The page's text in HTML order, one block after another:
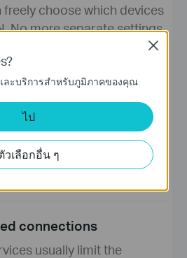
freely choose which devices
No more separate settings
that can't install VPNs (such
home devices and game
can also benefit from VPN
connections
usually limit the
ะบริการสำหรับภูมิภาคของคุณ
ไป
วเลือกอื่น ๆ
Close